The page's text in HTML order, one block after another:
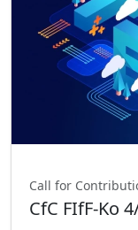
Call for
CfC FIfF-Ko